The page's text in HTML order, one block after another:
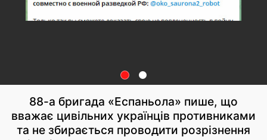
88-а бригада «Еспаньола» пише, що
вважає цивільних українців противниками
та не збирається проводити розрізнення